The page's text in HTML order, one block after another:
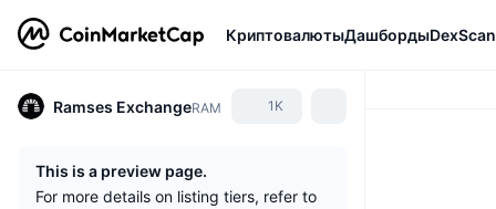
КриптовалютыДашбордыDexScan
Ramses ExchangeRAM 1K
This is a preview page.
For more details on listing tiers, refer to